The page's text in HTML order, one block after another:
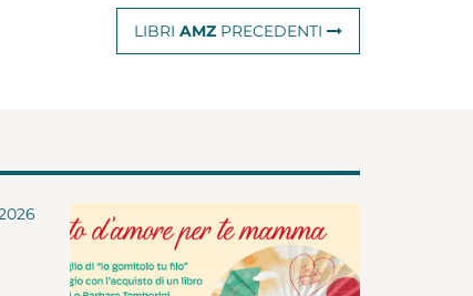
LIBRI AMZ PRECEDENTI